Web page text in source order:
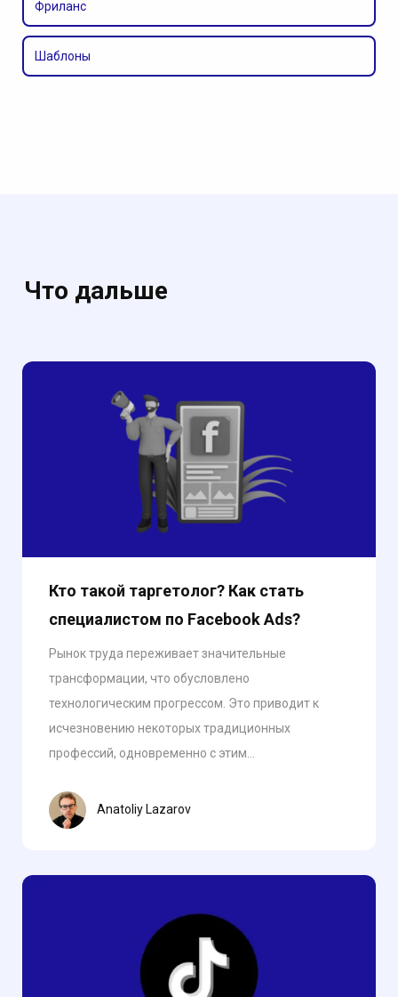
Фриланс
Шаблоны
Что дальше
Кто такой таргетолог? Как стать
специалистом по Facebook Ads?
Рынок труда переживает значительные
трансформации, что обусловлено
технологическим прогрессом. Это приводит к
исчезновению некоторых традиционных
профессий, одновременно с этим...
Anatoliy Lazarov